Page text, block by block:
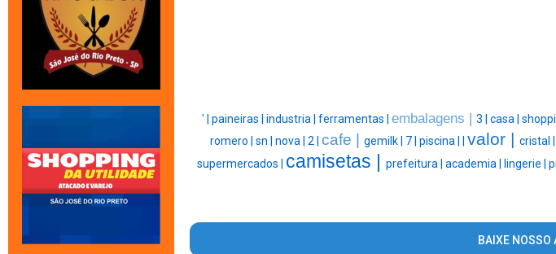
' | paineiras | industria | ferramentas | embalagens | 3 | casa |
romero | sn | nova | 2 | cafe | gemilk | 7 | piscina | valor | cristal |
supermercados | camisetas | prefeitura | academia | lingerie |
BAIXE NOSSO